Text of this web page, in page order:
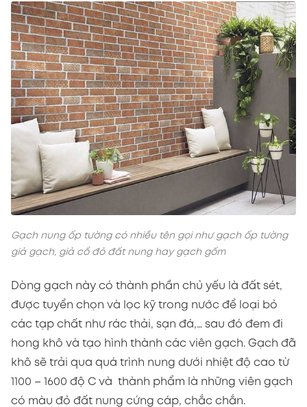
Gạch nung ốp tường có nhiều tên gọi như gạch ốp tường
giả gạch, giả cổ đỏ đất nung hay gạch gốm
Dòng gạch này có thành phần chủ yếu là đất sét,
được tuyển chọn và lọc kỹ trong nước để loại bỏ
các tạp chất như rác thải, sạn đá,… sau đó đem đi
hong khô và tạo hình thành các viên gạch. Gạch đã
khô sẽ trải qua quá trình nung dưới nhiệt độ cao từ
1100 – 1600 độ C và thành phẩm là những viên gạch
có màu đỏ đất nung cứng cáp, chắc chắn.